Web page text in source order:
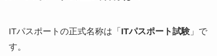
ITパスポートの正式名称は「 ITパスポート試験」で
す。